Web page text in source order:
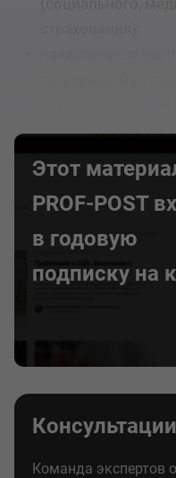
Этот
PROF-POST
в годовую
подписку на
Консультации
Команда экспертов